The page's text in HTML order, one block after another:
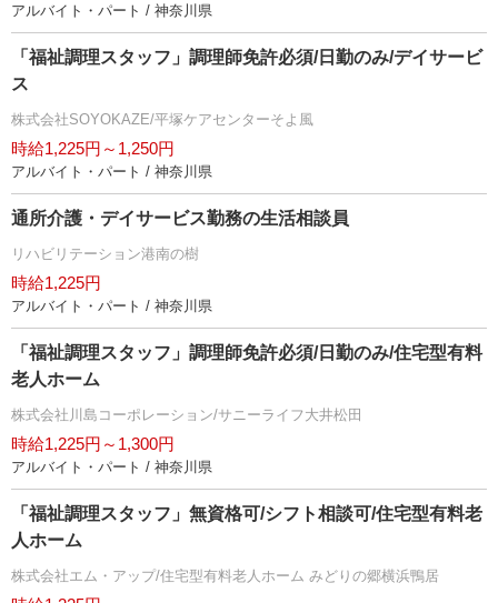
アルバイト・パート / 神奈川県
「福祉調理スタッフ」調理師免許必須/日勤のみ/デイサービ
ス
株式会社SOYOKAZE/平塚ケアセンターそよ風
時給1,225円～1,250円
アルバイト・パート / 神奈川県
通所介護・デイサービス勤務の生活相談員
リハビリテーション港南の樹
時給1,225円
アルバイト・パート / 神奈川県
「福祉調理スタッフ」調理師免許必須/日勤のみ/住宅型有料
老人ホーム
株式会社川島コーポレーション/サニーライフ大井松田
時給1,225円～1,300円
アルバイト・パート / 神奈川県
「福祉調理スタッフ」無資格可/シフト相談可/住宅型有料老
人ホーム
株式会社エム・アップ/住宅型有料老人ホーム みどりの郷横浜鴨居